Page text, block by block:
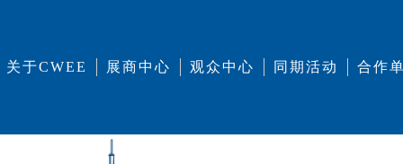
关于CWEE 展商中心 观众中心 同期活动 合作